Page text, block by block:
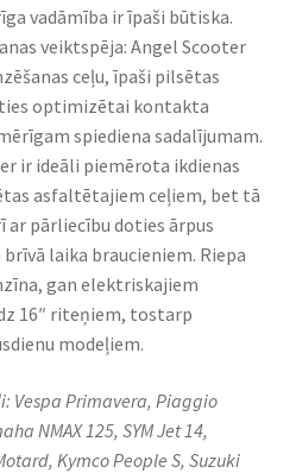
vadāmība ir īpaši būtiska.
veiktspēja: Angel Scooter
ceļu, īpaši pilsētas
optimizētai kontakta
spiediena sadalījumam.
ir ideāli piemērota ikdienas
asfaltētajiem ceļiem, bet tā
ar pārliecību doties ārpus
laika braucieniem. Riepa
gan elektriskajiem
16″ riteņiem, tostarp
modeļiem.
Vespa Primavera, Piaggio
NMAX 125, SYM Jet 14,
Kymco People S, Suzuki